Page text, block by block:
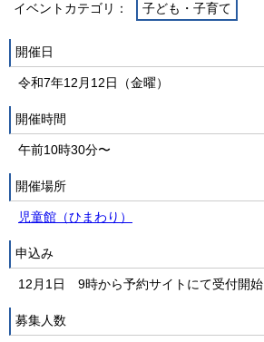
イベントカテゴリ： 子ども・子育て
開催日
令和7年12月12日（金曜）
開催時間
午前10時30分〜
開催場所
児童館（ひまわり）
申込み
12月1日 9時から予約サイトにて受付開始
募集人数